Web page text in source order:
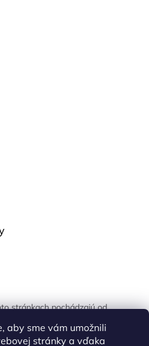
aby sme vám umožnili
stránky a vďaka
stránkach pochádzajú od
na základe údajov z